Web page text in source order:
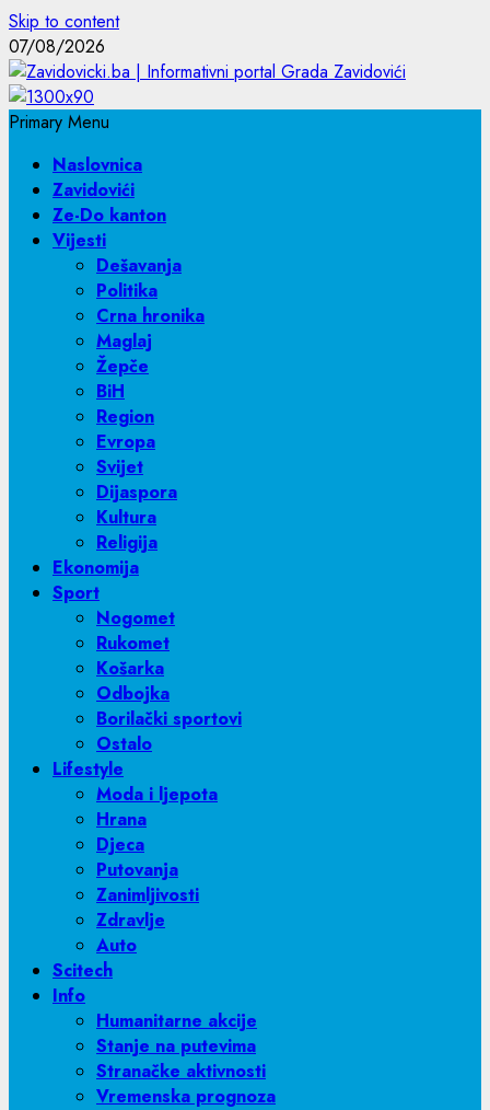
Skip to content
07/08/2026
Primary Menu
Naslovnica
Zavidovići
Ze-Do kanton
Vijesti
Dešavanja
Politika
Crna hronika
Maglaj
Žepče
BiH
Region
Evropa
Svijet
Dijaspora
Kultura
Religija
Ekonomija
Sport
Nogomet
Rukomet
Košarka
Odbojka
Borilački sportovi
Ostalo
Lifestyle
Moda i ljepota
Hrana
Djeca
Putovanja
Zanimljivosti
Zdravlje
Auto
Scitech
Info
Humanitarne akcije
Stanje na putevima
Stranačke aktivnosti
Vremenska prognoza